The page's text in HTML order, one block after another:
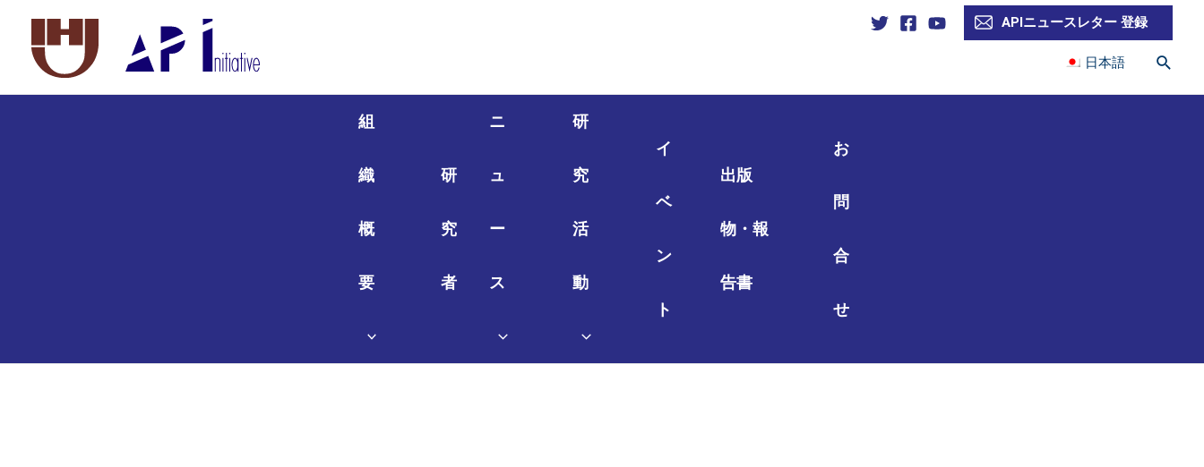
APIニュースレター 登録
日本語
検
組
織
概
要
研
究
者
ニ
ュ
ー
ス
研
究
活
動
イ
ベ
ン
ト
出版
物・報
告書
お
問
合
せ